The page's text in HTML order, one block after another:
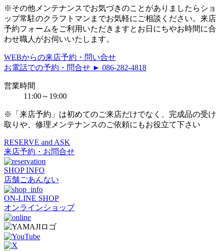
※その他メンテナンスでお気づきのことがありましたらショ
ップ常駐のクラフトマンまでお気軽にご相談ください。来店
予約フォームをご利用いただきますとお日にちやお時間に合
わせ職人がお伺いいたします。
WEBからの来店予約・問い合せ
お電話での予約・問合せ ► 086-282-4818
営業時間
11:00～19:00
※「来店予約」は初めてのご来店だけでなく、完成品の受け
取りや、修理メンテナンスのご依頼にもお役立て下さい
RESERVE and ASK
来店予約・お問合せ
SHOP INFO
店舗ごあんない
ON-LINE SHOP
オンラインショップ